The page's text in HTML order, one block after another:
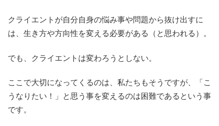
クライエントが自分自身の悩み事や問題から抜け出すに
は、生き方や方向性を変える必要がある（と思われる）。
でも、クライエントは変わろうとしない。
ここで大切になってくるのは、私たちもそうですが、「こ
うなりたい！」と思う事を変えるのは困難であるという事
です。